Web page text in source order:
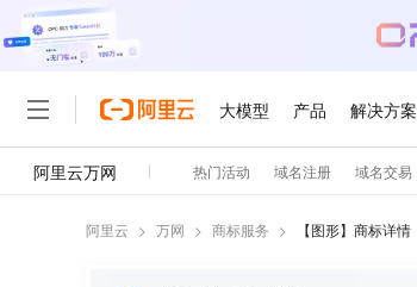
阿里云 > 万网 > 商标服务 > 【图形】商标详情